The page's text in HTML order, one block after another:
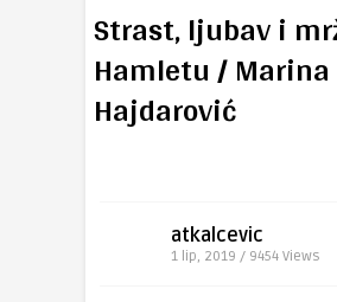
Strast, ljubav i
Hamletu / Marina
Hajdarović
atkalcevic
1 lip, 2019 / 9454 Views